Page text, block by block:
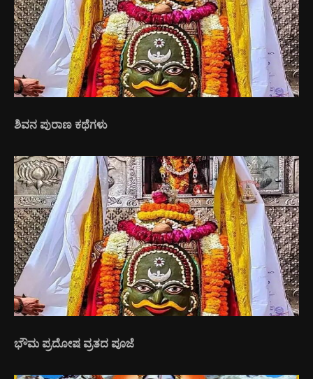
ಶಿವನ ಪುರಾಣ ಕಥೆಗಳು
ಭೌಮ ಪ್ರದೋಷ ವ್ರತದ ಪೂಜೆ